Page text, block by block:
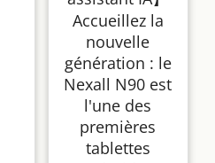
Accueillez la
nouvelle
génération : le
Nexall N90 est
l'une des
premières
tablettes